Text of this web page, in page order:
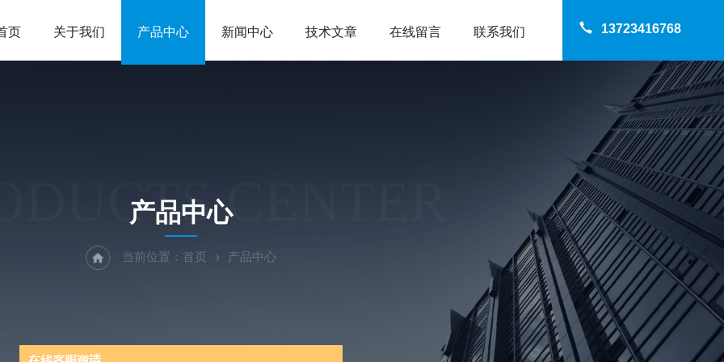
13723416768
页 关于我们 产品中心 新闻中心 技术文章 在线留言 联系我们
CENTER
产品中心
当前位置： 首页 产品中心